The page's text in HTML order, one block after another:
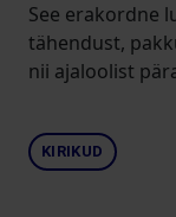
See erakordne
tähendust,
nii ajaloolist
KIRIKUD